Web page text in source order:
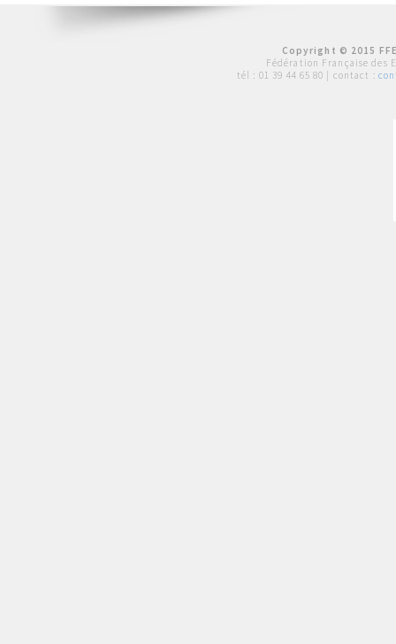
Copyright © 2015
Fédération Française des
tél : 01 39 44 65 80 | contact :